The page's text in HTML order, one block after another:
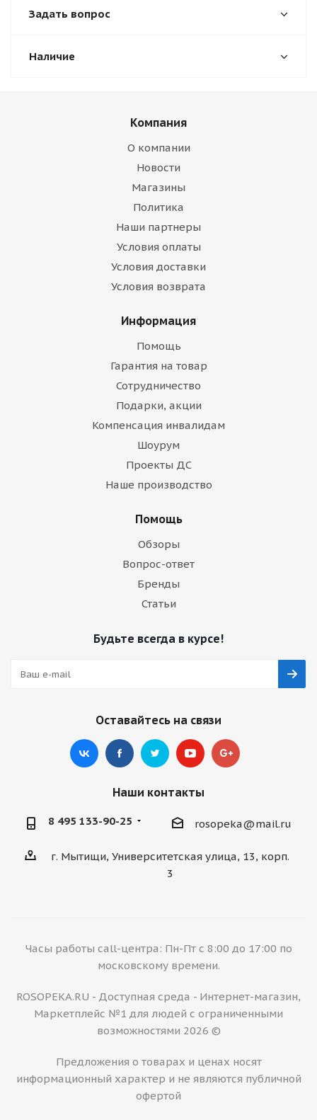
Задать вопрос
Наличие
Компания
О компании
Новости
Магазины
Политика
Наши партнеры
Условия оплаты
Условия доставки
Условия возврата
Информация
Помощь
Гарантия на товар
Сотрудничество
Подарки, акции
Компенсация инвалидам
Шоурум
Проекты ДС
Наше производство
Помощь
Обзоры
Вопрос-ответ
Бренды
Статьи
Будьте всегда в курсе!
Оставайтесь на связи
Наши контакты
8 495 133-90-25 rosopeka@mail.ru
г. Мытищи, Университетская улица, 13, корп.
3
Часы работы call-центра: Пн-Пт с 8:00 до 17:00 по
московскому времени.
ROSOPEKA.RU - Доступная среда - Интернет-магазин,
Маркетплейс №1 для людей с ограниченными
возможностями 2026 ©
Предложения о товарах и ценах носят
информационный характер и не являются публичной
офертой